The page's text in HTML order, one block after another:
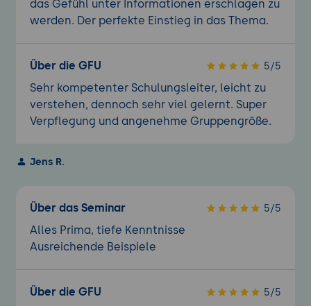
das Gefühl unter Informationen erschlagen zu
werden. Der perfekte Einstieg in das Thema.
Über die GFU 5/5
Sehr kompetenter Schulungsleiter, leicht zu
verstehen, dennoch sehr viel gelernt. Super
Verpflegung und angenehme Gruppengröße.
Jens R.
Über das Seminar 5/5
Alles Prima, tiefe Kenntnisse
Ausreichende Beispiele
Über die GFU 5/5